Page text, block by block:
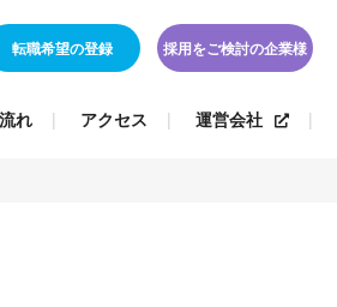
転職希望の登録 採用をご検討の企業様
れ アクセス 運営会社